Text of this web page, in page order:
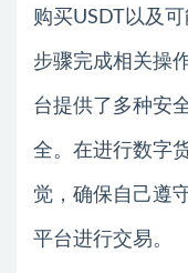
购买USDT以及
步骤完成相关操
台提供了多种安
全。在进行数字
觉，确保自己遵
平台进行交易。